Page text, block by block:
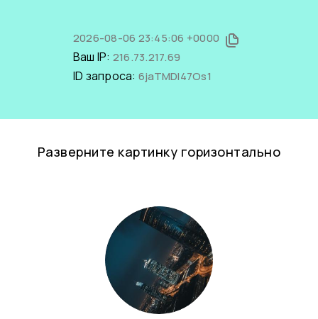
2026-08-06 23:45:06 +0000
Ваш IP: 216.73.217.69
ID запроса: 6jaTMDl47Os1
Разверните картинку горизонтально